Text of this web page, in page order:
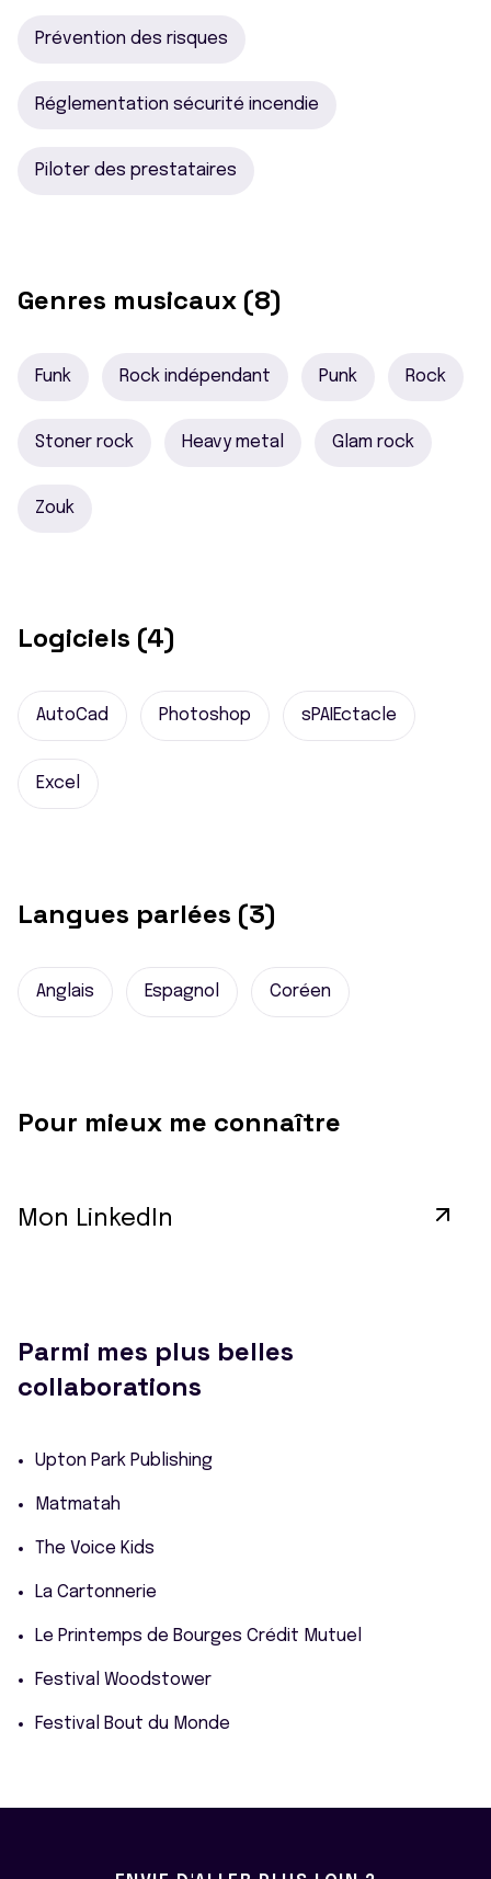
Prévention des risques
Réglementation sécurité incendie
Piloter des prestataires
Genres musicaux (8)
Funk Rock indépendant Punk Rock
Stoner rock Heavy metal Glam rock
Zouk
Logiciels (4)
AutoCad Photoshop sPAIEctacle
Excel
Langues parlées (3)
Anglais Espagnol Coréen
Pour mieux me connaître
Mon LinkedIn
Parmi mes plus belles
collaborations
Upton Park Publishing
Matmatah
The Voice Kids
La Cartonnerie
Le Printemps de Bourges Crédit Mutuel
Festival Woodstower
Festival Bout du Monde